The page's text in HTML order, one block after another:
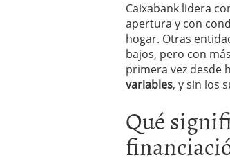
Caixabank lidera
apertura y con
hogar. Otras
bajos, pero con
primera vez desde
variables, y sin los
Qué